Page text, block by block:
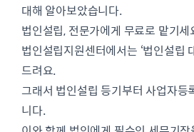
대해 알아보았습니다.
법인설립, 전문가에게 무료로 맡기세
법인설립지원센터에서는 ‘법인설립
드려요.
그래서 법인설립 등기부터 사업자등
니다.